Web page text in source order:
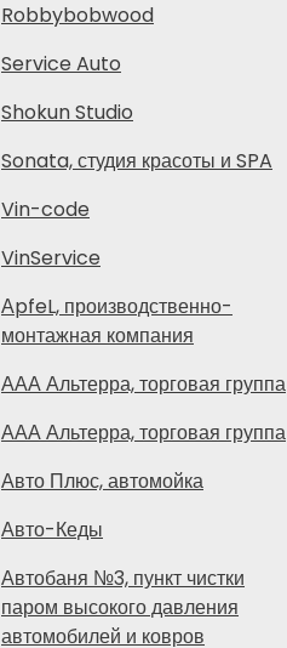
Robbybobwood
Service Auto
Shokun Studio
Sonata, студия красоты и SPA
Vin-code
VinService
АpfeL, производственно-
монтажная компания
ААА Альтерра, торговая группа
ААА Альтерра, торговая группа
Авто Плюс, автомойка
Авто-Кеды
Автобаня №3, пункт чистки
паром высокого давления
автомобилей и ковров